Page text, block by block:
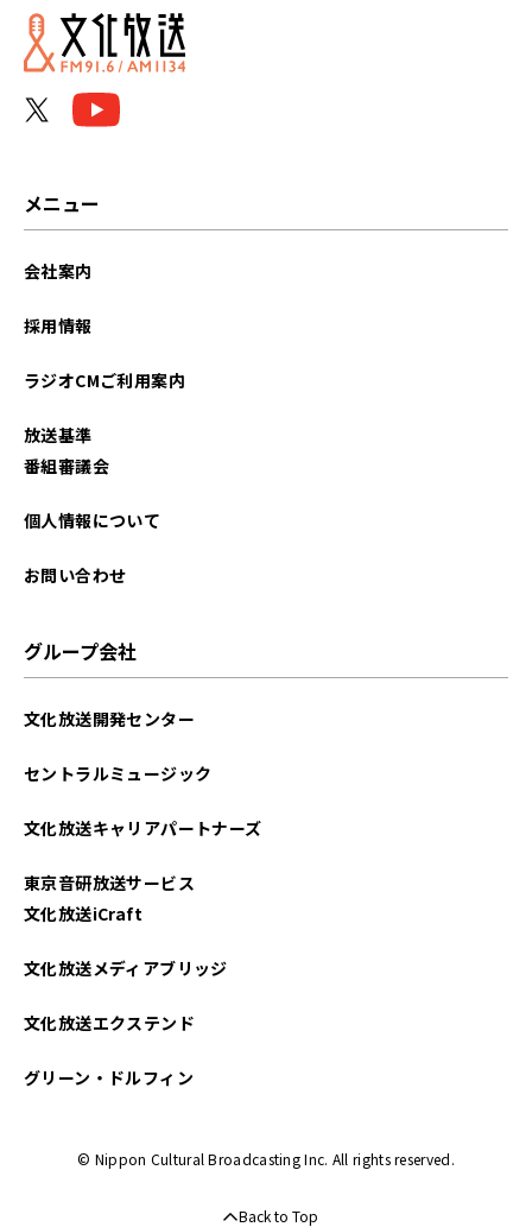
メニュー
会社案内
採用情報
ラジオCMご利用案内
放送基準
番組審議会
個人情報について
お問い合わせ
グループ会社
文化放送開発センター
セントラルミュージック
文化放送キャリアパートナーズ
東京音研放送サービス
文化放送iCraft
文化放送メディアブリッジ
文化放送エクステンド
グリーン・ドルフィン
© Nippon Cultural Broadcasting Inc. All rights reserved.
Back to Top